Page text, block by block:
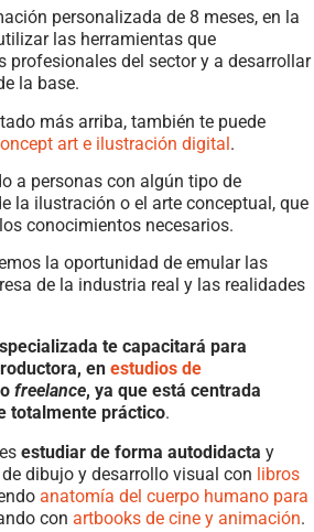
personalizada de 8 meses, en la
las herramientas que
profesionales del sector y a desarrollar
la base.
más arriba, también te puede
art e ilustración digital.
a personas con algún tipo de
la ilustración o el arte conceptual, que
conocimientos necesarios.
la oportunidad de emular las
de la industria real y las realidades
te capacitará para
en estudios de
freelance, ya que está centrada
totalmente práctico.
estudiar de forma autodidacta y
dibujo y desarrollo visual con libros
anatomía del cuerpo humano para
con artbooks de cine y animación.